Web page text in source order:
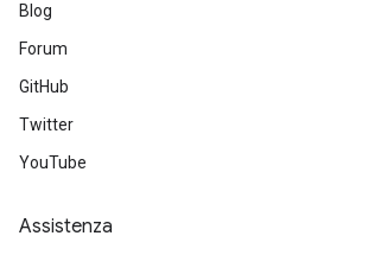
Blog
Forum
GitHub
Twitter
YouTube
Assistenza